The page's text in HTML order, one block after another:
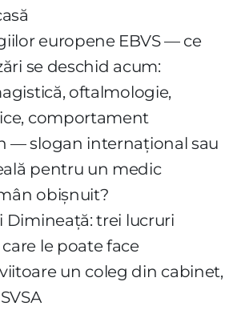
europene EBVS — ce
se deschid acum:
oftalmologie,
comportament
— slogan internațional sau
pentru un medic
obișnuit?
Dimineață: trei lucruri
le poate face
un coleg din cabinet,